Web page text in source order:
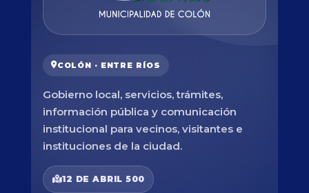
COLÓN · ENTRE RÍOS
Gobierno local, servicios, trámites,
información pública y comunicación
institucional para vecinos, visitantes e
instituciones de la ciudad.
12 DE ABRIL 500